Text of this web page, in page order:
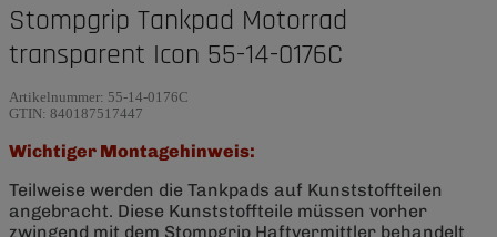
Stompgrip Tankpad Motorrad
transparent Icon 55-14-0176C
Artikelnummer: 55-14-0176C
GTIN: 840187517447
Wichtiger Montagehinweis:
Teilweise werden die Tankpads auf Kunststoffteilen
angebracht. Diese Kunststoffteile müssen vorher
zwingend mit dem Stompgrip Haftvermittler behandelt